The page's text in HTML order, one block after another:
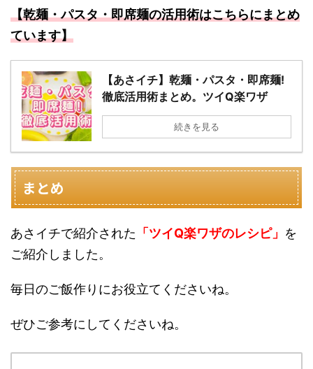
【乾麺・パスタ・即席麺の活用術はこちらにまとめ
ています】
【あさイチ】乾麺・パスタ・即席麺!
徹底活用術まとめ。ツイQ楽ワザ
続きを見る
まとめ
あさイチで紹介された 「ツイQ楽ワザのレシピ」 を
ご紹介しました。
毎日のご飯作りにお役立てくださいね。
ぜひご参考にしてくださいね。